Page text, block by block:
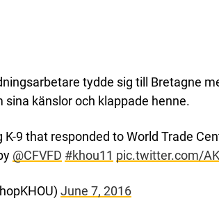
tydde sig till Bretagne
sina känslor och klappade henne.
K-9 that responded to World Trade
@CFVFD #khou11 pic.twitter.com/
June 7, 2016